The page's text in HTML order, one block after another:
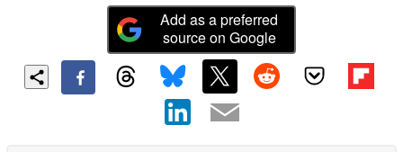
Add as a preferred
source on Google